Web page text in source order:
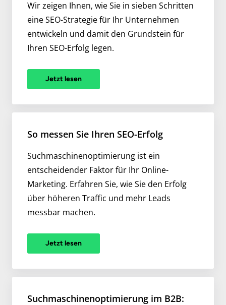
Wir zeigen Ihnen, wie Sie in sieben Schritten
eine SEO-Strategie für Ihr Unternehmen
entwickeln und damit den Grundstein für
Ihren SEO-Erfolg legen.
Jetzt lesen
So messen Sie Ihren SEO-Erfolg
Suchmaschinenoptimierung ist ein
entscheidender Faktor für Ihr Online-
Marketing. Erfahren Sie, wie Sie den Erfolg
über höheren Traffic und mehr Leads
messbar machen.
Jetzt lesen
Suchmaschinenoptimierung im B2B: